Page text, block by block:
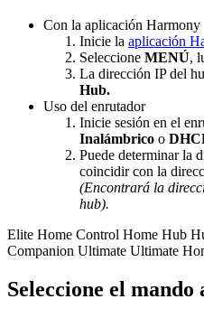
Con la aplicación Harmony
Inicie la aplicación
Seleccione MENÚ,
La dirección IP del
Hub.
Uso del enrutador
Inicie sesión en el
Inalámbrico o
Puede determinar la
coincidir con la
(Encontrará la
hub).
Elite Home Control Home Hub
Companion Ultimate Ultimate
Seleccione el mando